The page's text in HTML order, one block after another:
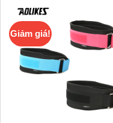
Giảm giá!